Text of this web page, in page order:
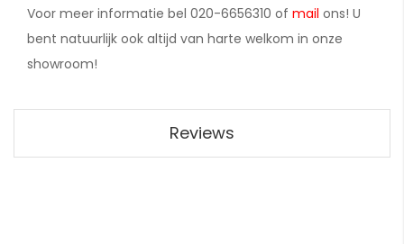
Voor meer informatie bel 020-6656310 of mail ons! U
bent natuurlijk ook altijd van harte welkom in onze
showroom!
Reviews